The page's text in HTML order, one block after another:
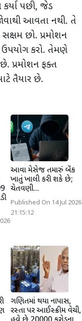
પછી, જેડ
આવતા નથી. તે
છો. પ્રમોશન
ઉપયોગ કરો. તેમણે
પ્રમોશન ફક્ત
તૈયાર છે.
આવા મેસેજ તમારું બેંક
ખાતું ખાલી કરી શકે છે;
ચેતવણી...
Published On 14 Jul 2026
21:15:12
ગણિતમાં થયા નાપાસ,
રસ્તા પર આઈસ્ક્રીમ વેચી,